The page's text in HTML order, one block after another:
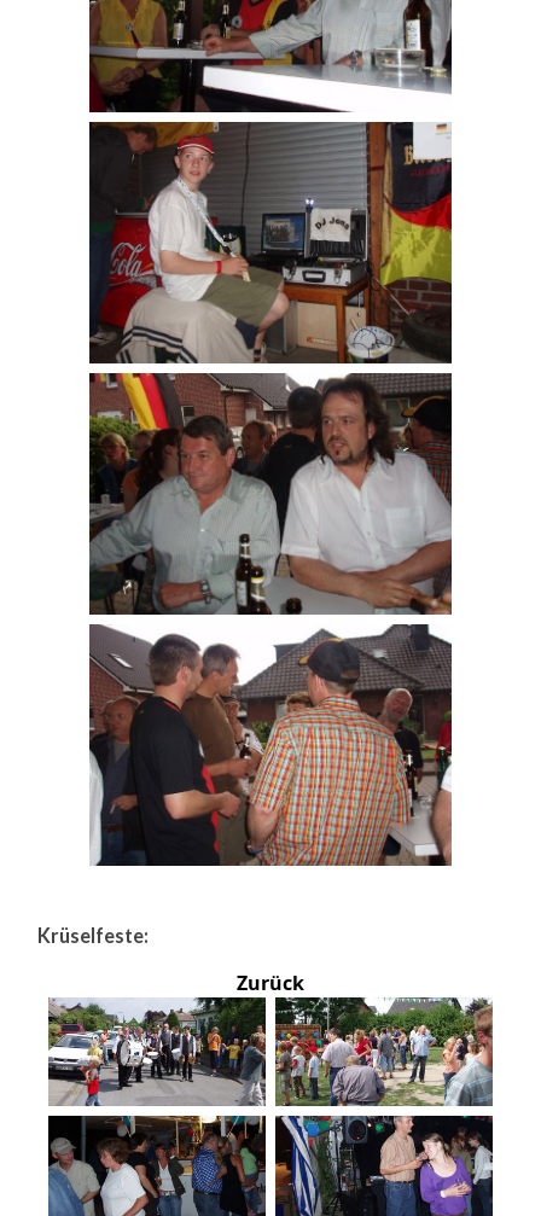
Krüselfeste:
Zurück